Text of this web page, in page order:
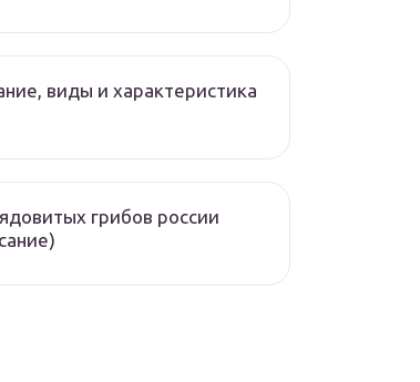
виды и характеристика
грибов россии